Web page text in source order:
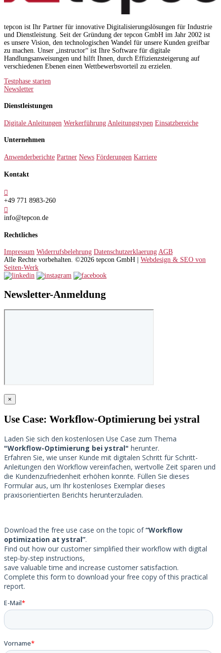
tepcon ist Ihr Partner für innovative Digitalisierungslösungen für Industrie
und Dienstleistung. Seit der Gründung der tepcon GmbH im Jahr 2002 ist
es unsere Vision, den technologischen Wandel für unsere Kunden greifbar
zu machen. Unser „instructor“ ist Ihre Software für digitale
Handlungsanweisungen und hilft Ihnen, durch Effizienzsteigerung auf
verschiedenen Ebenen einen Wettbewerbsvorteil zu erzielen.
Testphase starten
Newsletter
Dienstleistungen
Digitale Anleitungen Werkerführung Anleitungstypen Einsatzbereiche
Unternehmen
Anwenderberichte Partner News Förderungen Karriere
Kontakt

+49 771 8983-260

info@tepcon.de
Rechtliches
Impressum Widerrufsbelehrung Datenschutzerklaerung AGB
Alle Rechte vorbehalten. ©2026 tepcon GmbH | Webdesign & SEO von
Seiten-Werk
Newsletter-Anmeldung
×
Use Case: Workflow-Optimierung bei ystral